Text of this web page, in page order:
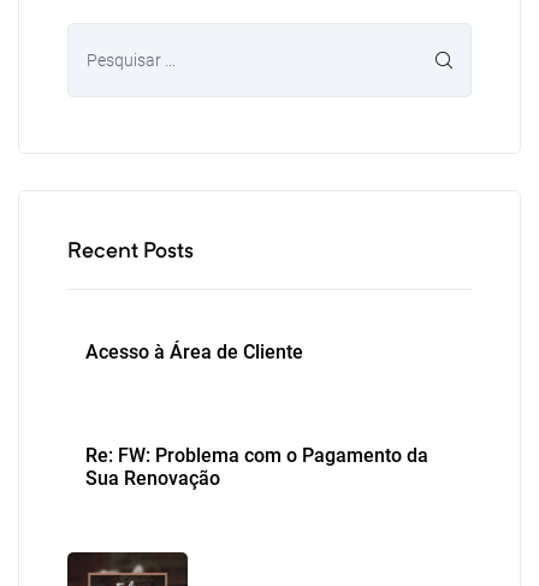
Recent Posts
Acesso à Área de Cliente
Re: FW: Problema com o Pagamento da
Sua Renovação